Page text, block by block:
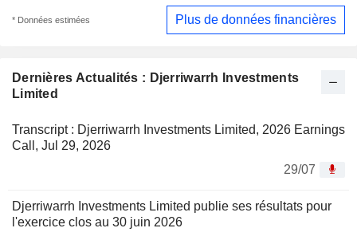
Dernières Actualités : Djerriwarrh Investments
Limited
Transcript : Djerriwarrh Investments Limited, 2026 Earnings
Call, Jul 29, 2026
29/07
Djerriwarrh Investments Limited publie ses résultats pour
l'exercice clos au 30 juin 2026
* Données estimées Plus de données financières